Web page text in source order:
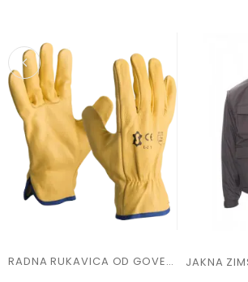
RADNA RUKAVICA OD GOVEĐE KOŽE